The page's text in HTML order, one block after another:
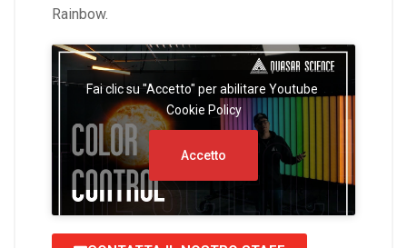
Rainbow.
Fai clic su "Accetto" per abilitare Youtube
Cookie Policy
Accetto